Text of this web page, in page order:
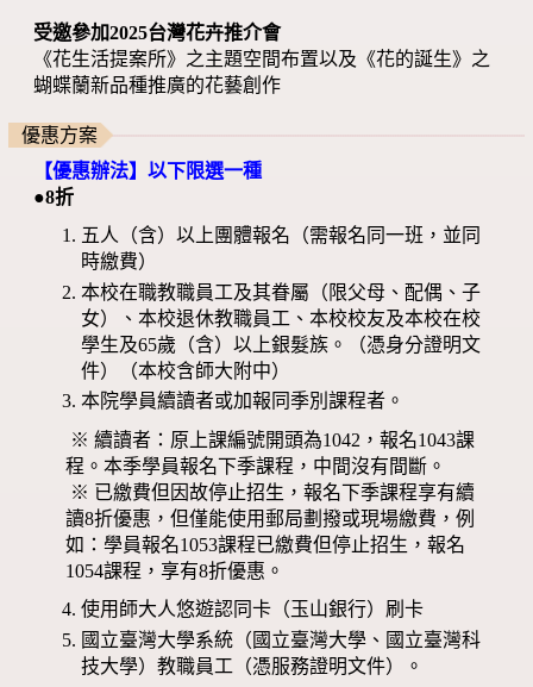
受邀參加2025台灣花卉推介會
《花生活提案所》之主題空間布置以及《花的誕生》之
蝴蝶蘭新品種推廣的花藝創作
優惠方案
【優惠辦法】以下限選一種
●8折
五人（含）以上團體報名（需報名同一班，並同
時繳費）
本校在職教職員工及其眷屬（限父母、配偶、子
女）、本校退休教職員工、本校校友及本校在校
學生及65歲（含）以上銀髮族。（憑身分證明文
件）（本校含師大附中）
本院學員續讀者或加報同季別課程者。
※ 續讀者：原上課編號開頭為1042，報名1043課
程。本季學員報名下季課程，中間沒有間斷。
※ 已繳費但因故停止招生，報名下季課程享有續
讀8折優惠，但僅能使用郵局劃撥或現場繳費，例
如：學員報名1053課程已繳費但停止招生，報名
1054課程，享有8折優惠。
使用師大人悠遊認同卡（玉山銀行）刷卡
國立臺灣大學系統（國立臺灣大學、國立臺灣科
技大學）教職員工（憑服務證明文件）。